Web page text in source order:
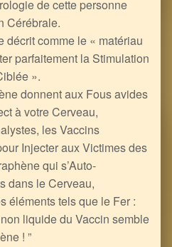
de cette personne
Cérébrale.
décrit comme le « matériau
parfaitement la Stimulation
».
donnent aux Fous avides
à votre Cerveau,
les Vaccins
Injecter aux Victimes des
qui s’Auto-
dans le Cerveau,
éléments tels que le Fer :
liquide du Vaccin semble
! ”